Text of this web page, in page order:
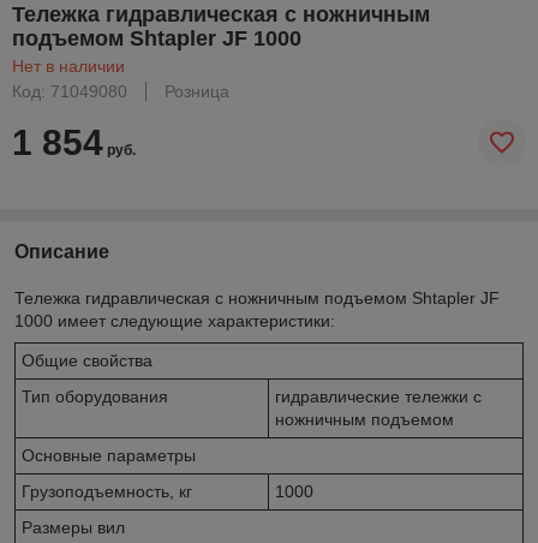
Тележка гидравлическая с ножничным
подъемом Shtapler JF 1000
Нет в наличии
Код: 71049080
Розница
1 854 руб.
Описание
Тележка гидравлическая с ножничным подъемом Shtapler JF
1000 имеет следующие характеристики:
Общие свойства
Тип оборудования
гидравлические тележки с
ножничным подъемом
Основные параметры
Грузоподъемность, кг
1000
Размеры вил